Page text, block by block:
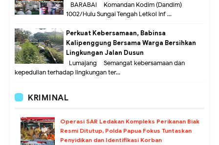
BARABAI – Komandan Kodim (Dandim)
1002/Hulu Sungai Tengah Letkol Inf ...
Perkuat Kebersamaan, Babinsa
Kalipenggung Bersama Warga Bersihkan
Lingkungan Jalan Dusun
Lumajang – Semangat kebersamaan dan
kepedulian terhadap lingkungan ter...
KRIMINAL
Operasi SAR Ledakan Kompleks Perikanan Biak
Resmi Ditutup, Polda Papua Fokus Tuntaskan
Penyidikan dan Identifikasi Korban